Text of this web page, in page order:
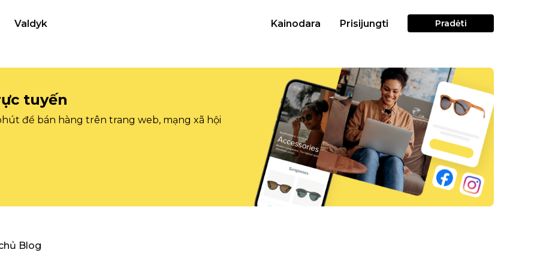
Valdyk Kainodara Prisijungti Pradėti
tuyến
để bán hàng trên trang web, mạng xã hội
Blog